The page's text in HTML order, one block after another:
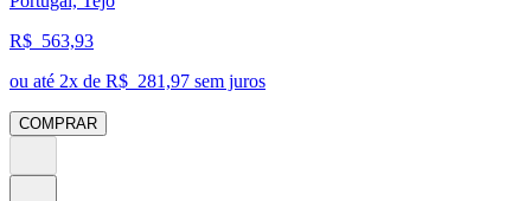
R$ 563,93
ou até 2x de R$ 281,97 sem juros
COMPRAR